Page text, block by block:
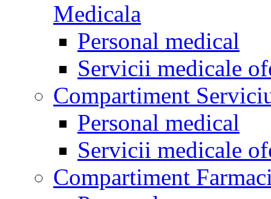
Medicala
Personal medical
Servicii medicale
Compartiment
Personal medical
Servicii medicale
Compartiment